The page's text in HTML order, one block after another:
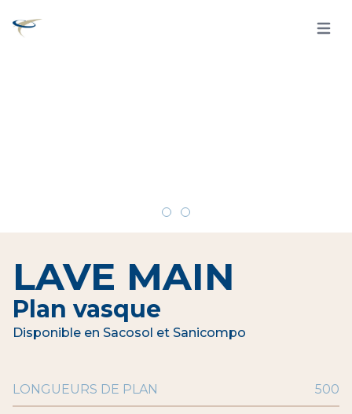
Open
LAVE MAIN
Plan vasque
Disponible en Sacosol et Sanicompo
LONGUEURS DE PLAN 500